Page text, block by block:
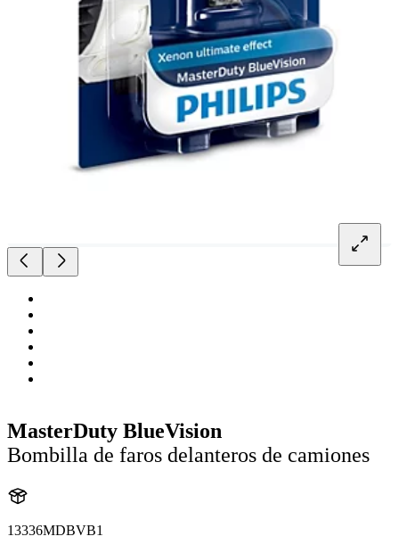
MasterDuty BlueVision
Bombilla de faros delanteros de camiones
13336MDBVB1